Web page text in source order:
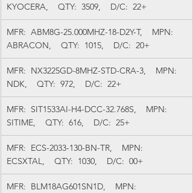
KYOCERA,    QTY:  3509,    D/C:  22+
MFR:  ABM8G-25.000MHZ-18-D2Y-T,    MPN:
ABRACON,    QTY:  1015,    D/C:  20+
MFR:  NX3225GD-8MHZ-STD-CRA-3,    MPN:
NDK,    QTY:  972,    D/C:  22+
MFR:  SIT1533AI-H4-DCC-32.768S,    MPN:
SITIME,    QTY:  616,    D/C:  25+
MFR:  ECS-2033-130-BN-TR,    MPN:
ECSXTAL,    QTY:  1030,    D/C:  00+
MFR:  BLM18AG601SN1D,    MPN: